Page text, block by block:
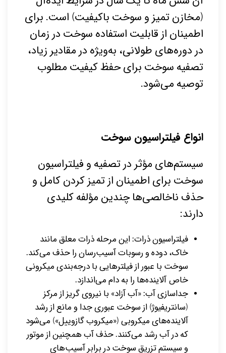
(مخازن تمیز و سوخت باکیفیت) است. برای
اطمینان از قابلیت استفاده سوخت در زمان
در دوره‌های طولانی، به‌ویژه در مقادیر زیاد،
تصفیه سوخت برای حفظ کیفیت مطلوب
توصیه می‌شود.
انواع فیلتراسیون سوخت
سیستم‌های مؤثر در تصفیه و فیلتراسیون
سوخت برای اطمینان از تمیز کردن کامل و
حذف ناخالصی‌ها چندین مؤلفه کلیدی
دارند:
فیلتراسیون ذرات: این مرحله ذرات معلق مانند
خاک، دوده و رسوبات آسیب‌‌رسان را حذف می‌کند.
سوخت با عبور از فیلترهایی با درجه‌بندی میکرونی
خاص آلاینده‌ها را به دام می‌اندازد.
جداسازی آب: «آب آزاد» با نیروی گریز از مرکز
(سانتریفیوژ) از سوخت عبوری جدا و مانع از رشد
آلاینده‌های میکروبی («میکروب گازوییل») می‌شود
که در آب رشد می‌کنند. حذف آب همچنین از موتور
و سیستم تزریق سوخت در برابر آسیب‌های